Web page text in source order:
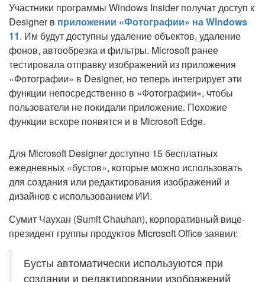
Участники программы Windows Insider получат доступ к
Designer в приложении «Фотографии» на Windows
11. Им будут доступны удаление объектов, удаление
фонов, автообрезка и фильтры. Microsoft ранее
тестировала отправку изображений из приложения
«Фотографии» в Designer, но теперь интегрирует эти
функции непосредственно в «Фотографии», чтобы
пользователи не покидали приложение. Похожие
функции вскоре появятся и в Microsoft Edge.
Для Microsoft Designer доступно 15 бесплатных
ежедневных «бустов», которые можно использовать
для создания или редактирования изображений и
дизайнов с использованием ИИ.
Сумит Чаухан (Sumit Chauhan), корпоративный вице-
президент группы продуктов Microsoft Office заявил:
Бусты автоматически используются при
создании и редактировании изображений